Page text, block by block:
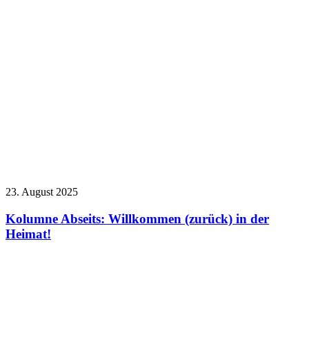
23. August 2025
Kolumne Abseits: Willkommen (zurück) in der
Heimat!